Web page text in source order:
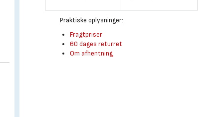
Praktiske oplysninger:
Fragtpriser
60 dages returret
Om afhentning